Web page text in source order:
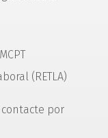
(RETLA)
por